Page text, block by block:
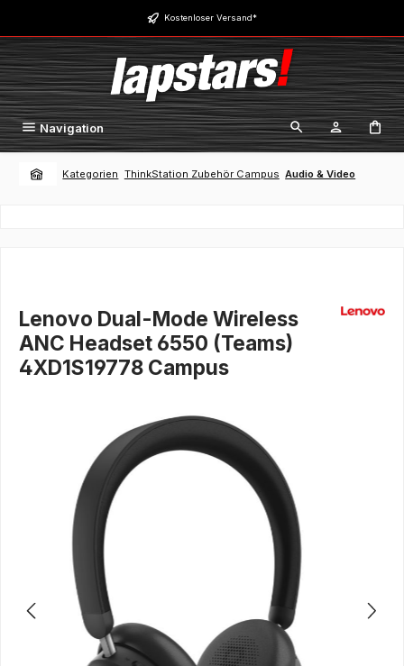
Zum Hauptinhalt springen Kostenloser Versand*
Navigation
Kategorien ThinkStation Zubehör Campus Audio & Video
Lenovo Dual-Mode Wireless
ANC Headset 6550 (Teams)
4XD1S19778 Campus
Bildergalerie überspringen